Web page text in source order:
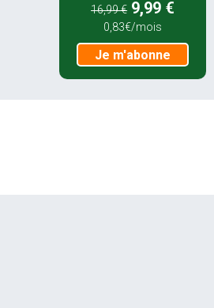
16,99 € 9,99 €
0,83€/mois
Je m'abonne